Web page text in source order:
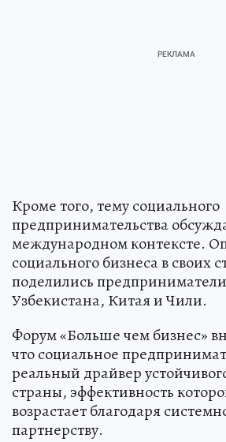
Кроме того, тему социального
предпринимательства
международном контексте.
социального бизнеса в своих
поделились
Узбекистана, Китая и Чили.
Форум «Больше чем бизнес»
что социальное
реальный драйвер
страны, эффективность
возрастает благодаря
партнерству.